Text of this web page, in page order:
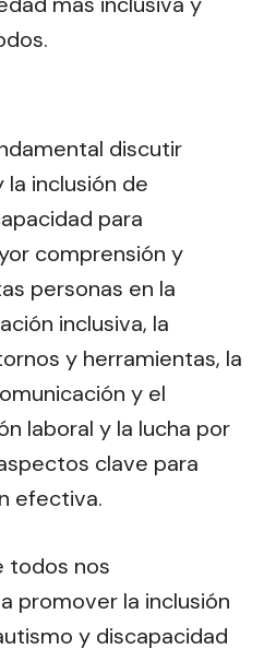
discutir
inclusión de
para
comprensión y
personas en la
inclusiva, la
y herramientas, la
y el
laboral y la lucha por
clave para
efectiva.
todos nos
promover la inclusión
y discapacidad